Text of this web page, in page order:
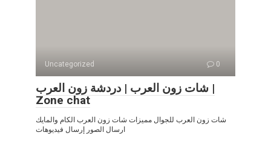
Uncategorized 0
شات زون العرب | دردشة زون العرب |
Zone chat
شات زون العرب للجوال مميزات شات زون العرب الكام والمايك
ارسال الصور إرسال فيديوهات